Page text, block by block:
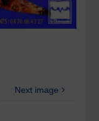
Next image